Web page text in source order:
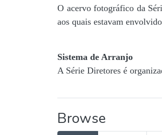
O acervo fotográfico da
aos quais estavam
Sistema de Arranjo
A Série Diretores é
Browse